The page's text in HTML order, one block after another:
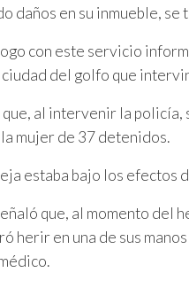
daños en su inmueble, se
con este servicio
del golfo que
al intervenir la policía,
mujer de 37 detenidos.
estaba bajo los efectos
que, al momento del
herir en una de sus